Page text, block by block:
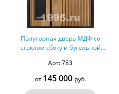
Полуторная дверь МДФ со
стеклом сбоку и бугельной
оцинкованная сталь)
Арт: 783
от 145 000 руб.